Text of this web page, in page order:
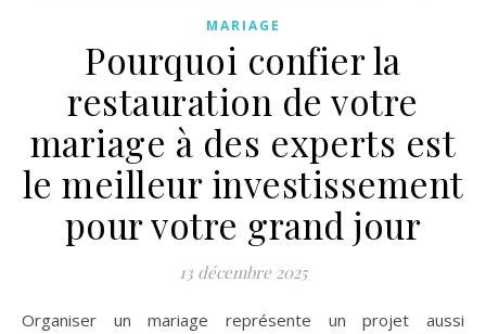
MARIAGE
Pourquoi confier la
restauration de votre
mariage à des experts est
le meilleur investissement
pour votre grand jour
13 décembre 2025
Organiser un mariage représente un projet aussi